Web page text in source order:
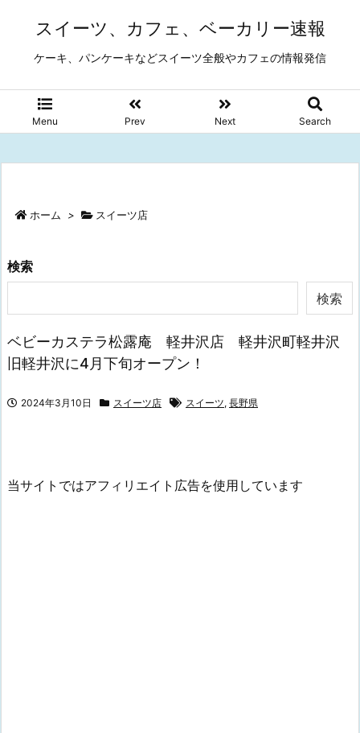
スイーツ、カフェ、ベーカリー速報
ケーキ、パンケーキなどスイーツ全般やカフェの情報発信
Menu Prev Next Search
ホーム > スイーツ店
検索
検索
ベビーカステラ松露庵 軽井沢店 軽井沢町軽井沢
旧軽井沢に4月下旬オープン！
2024年3月10日 スイーツ店 スイーツ, 長野県
当サイトではアフィリエイト広告を使用しています